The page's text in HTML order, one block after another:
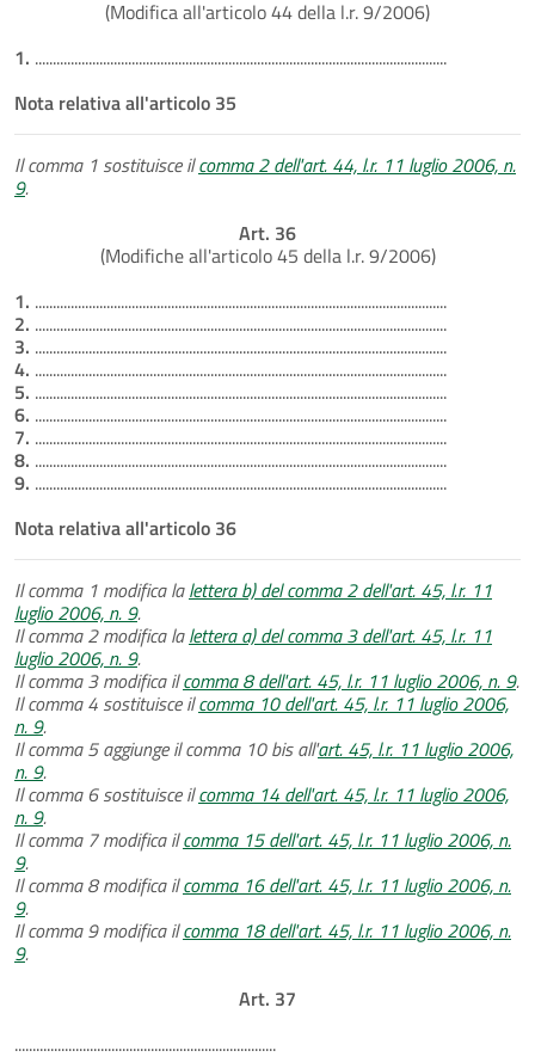
(Modifica all'articolo 44 della l.r. 9/2006)
1. ...................................................................................................................
Nota relativa all'articolo 35
Il comma 1 sostituisce ilcomma 2 dell'art. 44, l.r. 11 luglio 2006, n.
9.
Art. 36
(Modifiche all'articolo 45 della l.r. 9/2006)
1. ...................................................................................................................
2. ...................................................................................................................
3. ...................................................................................................................
4. ...................................................................................................................
5. ...................................................................................................................
6. ...................................................................................................................
7. ...................................................................................................................
8. ...................................................................................................................
9. ...................................................................................................................
Nota relativa all'articolo 36
Il comma 1 modifica lalettera b) del comma 2 dell'art. 45, l.r. 11
luglio 2006, n. 9.
Il comma 2 modifica lalettera a) del comma 3 dell'art. 45, l.r. 11
luglio 2006, n. 9.
Il comma 3 modifica ilcomma 8 dell'art. 45, l.r. 11 luglio 2006, n. 9.
Il comma 4 sostituisce ilcomma 10 dell'art. 45, l.r. 11 luglio 2006,
n. 9.
Il comma 5 aggiunge il comma 10 bis all'art. 45, l.r. 11 luglio 2006,
n. 9.
Il comma 6 sostituisce ilcomma 14 dell'art. 45, l.r. 11 luglio 2006,
n. 9.
Il comma 7 modifica ilcomma 15 dell'art. 45, l.r. 11 luglio 2006, n.
9.
Il comma 8 modifica ilcomma 16 dell'art. 45, l.r. 11 luglio 2006, n.
9.
Il comma 9 modifica ilcomma 18 dell'art. 45, l.r. 11 luglio 2006, n.
9.
Art. 37
.........................................................................